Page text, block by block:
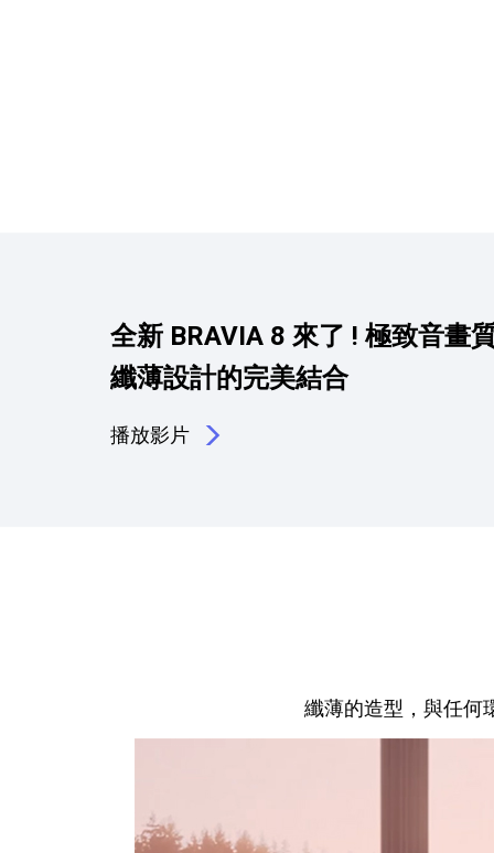
全新 BRAVIA 8 來了 ! 極致音畫
纖薄設計的完美結合
播放影片
纖薄的造型，與任何